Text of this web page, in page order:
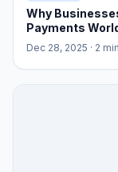
Why
Payments
Dec 28, 2025 · 2 min